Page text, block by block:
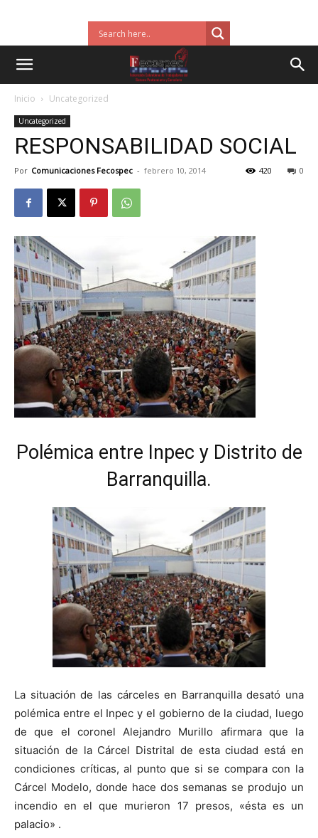
Inicio Uncategorized
Uncategorized
RESPONSABILIDAD SOCIAL
Por Comunicaciones Fecospec - febrero 10, 2014 0
420
Polémica entre Inpec y Distrito de
Barranquilla.
La situación de las cárceles en Barranquilla desató una
polémica entre el Inpec y el gobierno de la ciudad, luego
de que el coronel Alejandro Murillo afirmara que la
situación de la Cárcel Distrital de esta ciudad está en
condiciones críticas, al punto que si se compara con la
Cárcel Modelo, donde hace dos semanas se produjo un
incendio en el que murieron 17 presos, «ésta es un
palacio» .